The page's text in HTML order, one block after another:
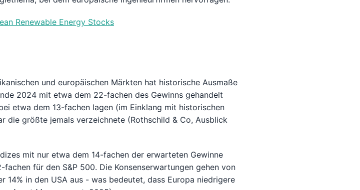
Renewable Energy Stocks
und europäischen Märkten hat historische Ausmaße
2024 mit etwa dem 22-fachen des Gewinns gehandelt
etwa dem 13-fachen lagen (im Einklang mit historischen
die größte jemals verzeichnete (Rothschild & Co, Ausblick
mit nur etwa dem 14-fachen der erwarteten Gewinne
für den S&P 500. Die Konsenserwartungen gehen von
14% in den USA aus - was bedeutet, dass Europa niedrigere